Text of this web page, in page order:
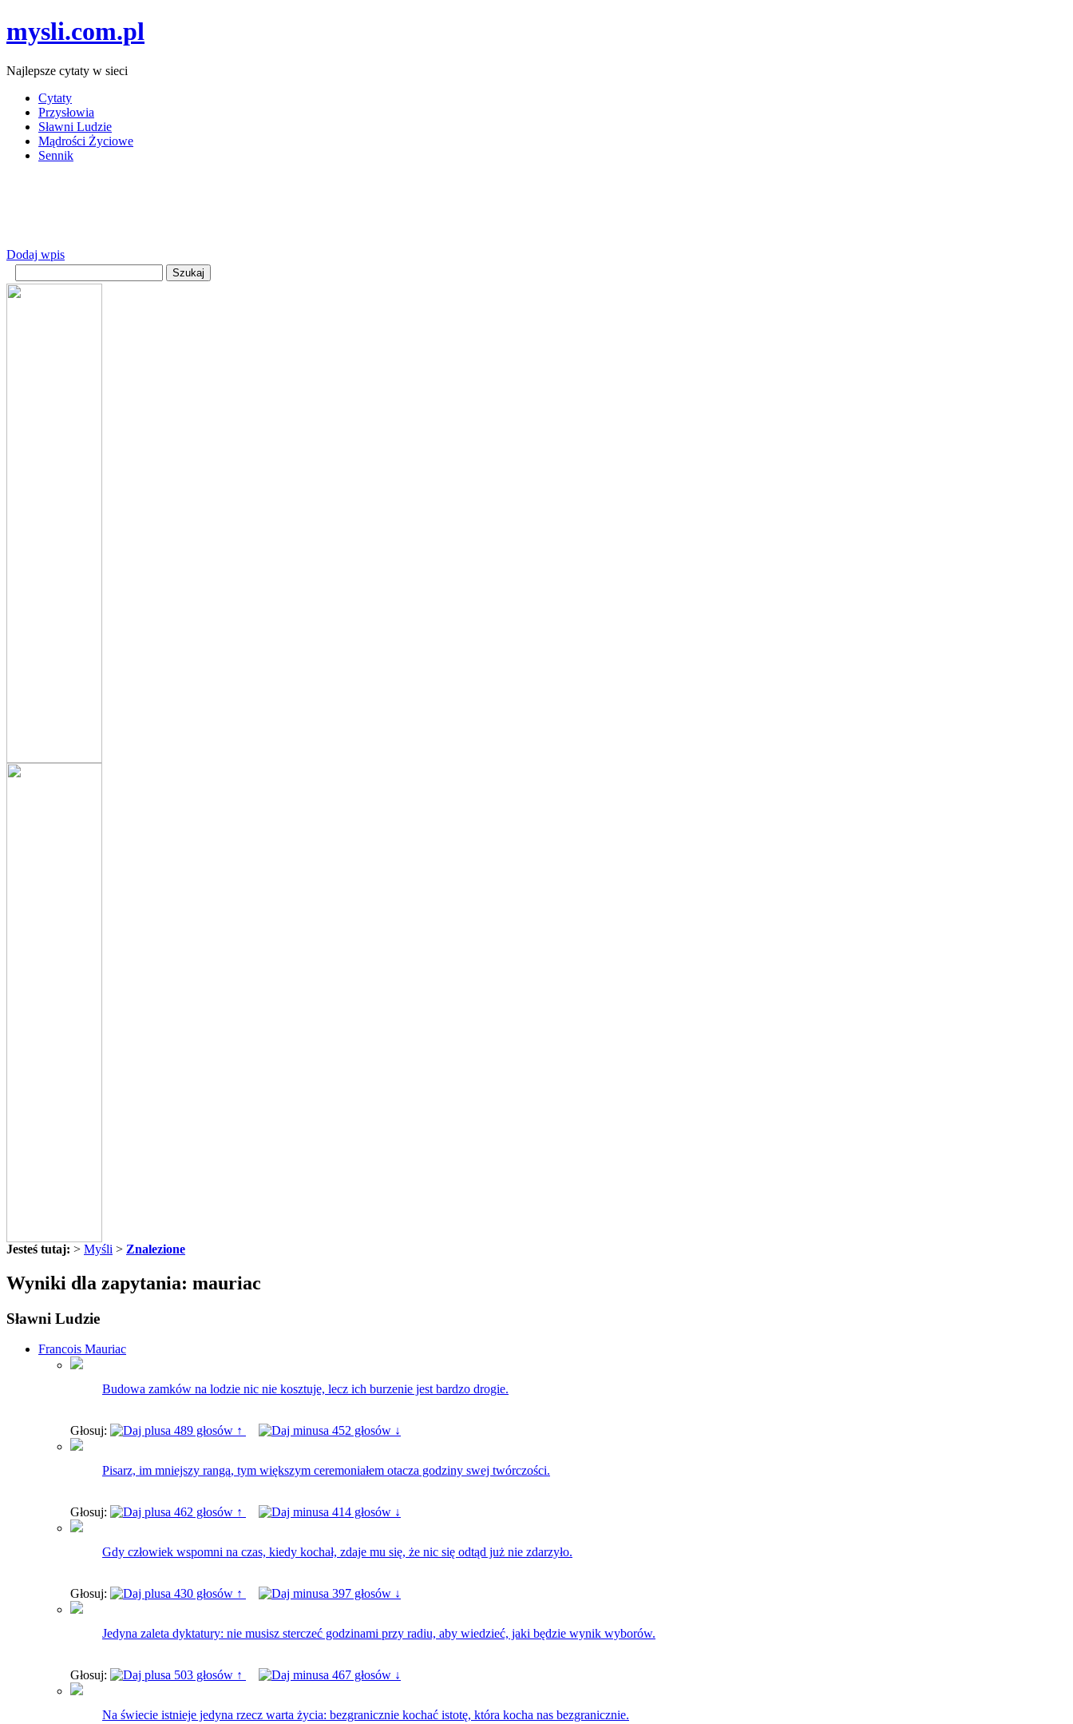
mysli.com.pl
Najlepsze cytaty w sieci
Cytaty
Przysłowia
Sławni Ludzie
Mądrości Życiowe
Sennik
Dodaj wpis
Jesteś tutaj: > Myśli > Znalezione
Wyniki dla zapytania: mauriac
Sławni Ludzie
Francois Mauriac
Budowa zamków na lodzie nic nie kosztuje, lecz ich burzenie jest bardzo drogie.
Głosuj: 489 głosów ↑ 452 głosów ↓
Pisarz, im mniejszy rangą, tym większym ceremoniałem otacza godziny swej twórczości.
Głosuj: 462 głosów ↑ 414 głosów ↓
Gdy człowiek wspomni na czas, kiedy kochał, zdaje mu się, że nic się odtąd już nie zdarzyło.
Głosuj: 430 głosów ↑ 397 głosów ↓
Jedyna zaleta dyktatury: nie musisz sterczeć godzinami przy radiu, aby wiedzieć, jaki będzie wynik wyborów.
Głosuj: 503 głosów ↑ 467 głosów ↓
Na świecie istnieje jedyna rzecz warta życia: bezgranicznie kochać istotę, która kocha nas bezgranicznie.